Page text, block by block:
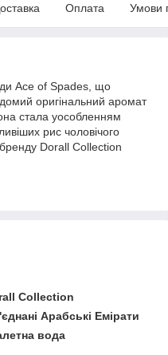
Оплата Умови
Ace of Spades, що
оригінальний аромат
стала уособленням
рис чоловічого
бренду Dorall Collection
Collection
Арабські Емірати
вода